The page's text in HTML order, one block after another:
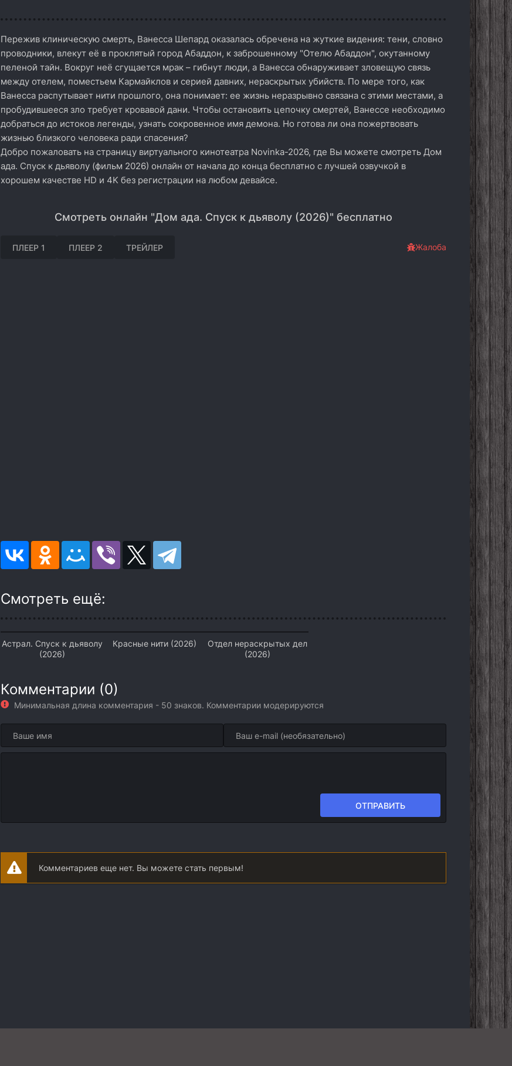
Пережив клиническую смерть, Ванесса Шепард оказалась обречена на жуткие видения: тени, словно
проводники, влекут её в проклятый город Абаддон, к заброшенному "Отелю Абаддон", окутанному
пеленой тайн. Вокруг неё сгущается мрак – гибнут люди, а Ванесса обнаруживает зловещую связь
между отелем, поместьем Кармайклов и серией давних, нераскрытых убийств. По мере того, как
Ванесса распутывает нити прошлого, она понимает: ее жизнь неразрывно связана с этими местами, а
пробудившееся зло требует кровавой дани. Чтобы остановить цепочку смертей, Ванессе необходимо
добраться до истоков легенды, узнать сокровенное имя демона. Но готова ли она пожертвовать
жизнью близкого человека ради спасения?
Добро пожаловать на страницу виртуального кинотеатра Novinka-2026, где Вы можете смотреть Дом
ада. Спуск к дьяволу (фильм 2026) онлайн от начала до конца бесплатно с лучшей озвучкой в
хорошем качестве HD и 4K без регистрации на любом девайсе.
Смотреть онлайн "Дом ада. Спуск к дьяволу (2026)" бесплатно
ПЛЕЕР 1 ПЛЕЕР 2 ТРЕЙЛЕР Жалоба
Смотреть ещё:
Астрал. Спуск к дьяволу
(2026)
Красные нити (2026)
Отдел нераскрытых дел
(2026)
Комментарии (0)
Минимальная длина комментария - 50 знаков. Комментарии модерируются
ОТПРАВИТЬ
Комментариев еще нет. Вы можете стать первым!